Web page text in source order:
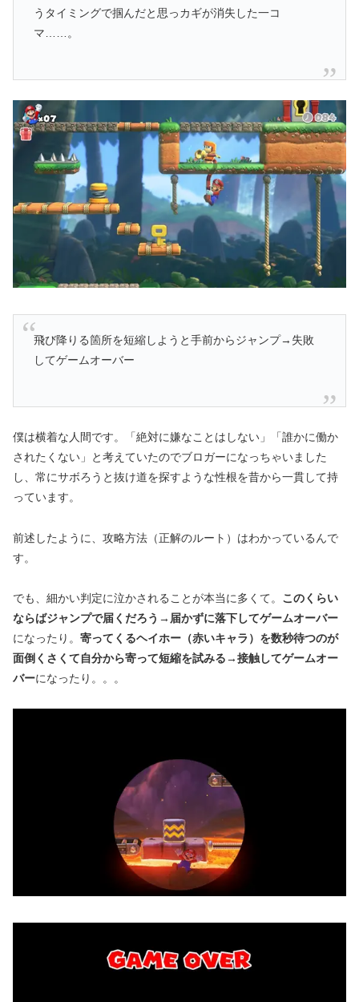
うタイミングで掴んだと思っカギが消失した一コ
マ……。
飛び降りる箇所を短縮しようと手前からジャンプ→失敗
してゲームオーバー
僕は横着な人間です。「絶対に嫌なことはしない」「誰かに働か
されたくない」と考えていたのでブロガーになっちゃいました
し、常にサボろうと抜け道を探すような性根を昔から一貫して持
っています。
前述したように、攻略方法（正解のルート）はわかっているんで
す。
でも、細かい判定に泣かされることが本当に多くて。 このくらい
ならばジャンプで届くだろう→届かずに落下してゲームオーバー
になったり。 寄ってくるヘイホー（赤いキャラ）を数秒待つのが
面倒くさくて自分から寄って短縮を試みる→接触してゲームオー
バーになったり。。。